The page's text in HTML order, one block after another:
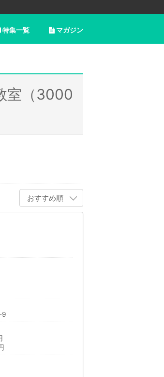
マガジン
特集一覧
室（3000
おすすめ順
9